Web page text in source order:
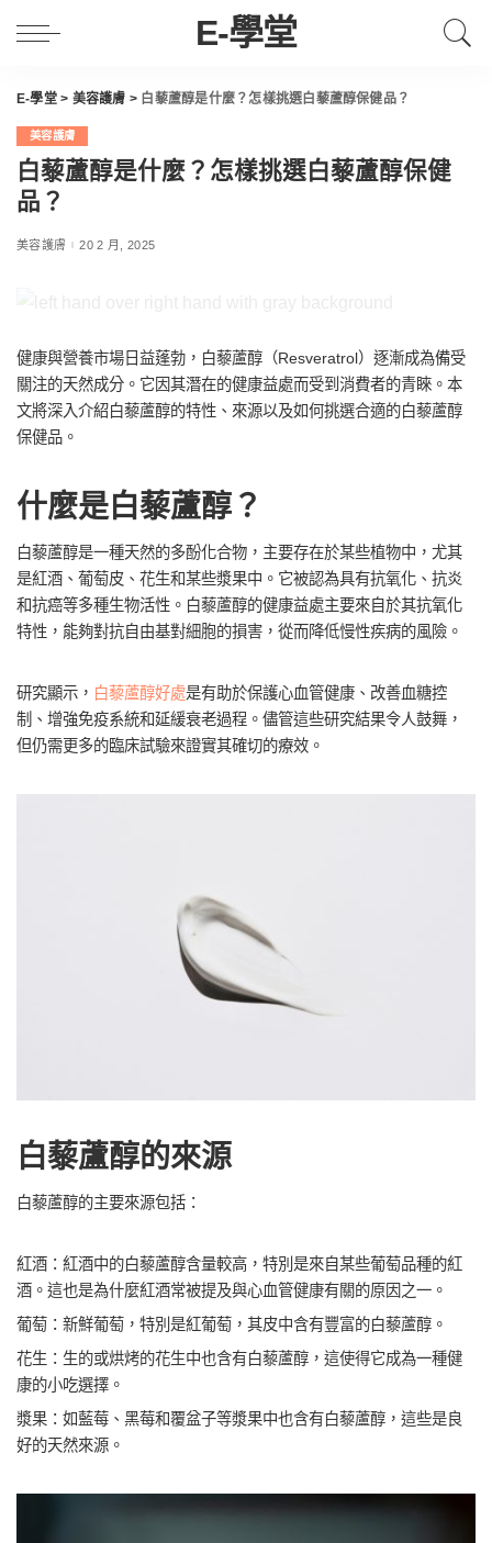
E-學堂
E-學堂> 美容護膚 > 白藜蘆醇是什麼？怎樣挑選白藜蘆醇保健品？
美容護膚
白藜蘆醇是什麼？怎樣挑選白藜蘆醇保健
品？
美容護膚 20 2 月, 2025
健康與營養市場日益蓬勃，白藜蘆醇（Resveratrol）逐漸成為備受
關注的天然成分。它因其潛在的健康益處而受到消費者的青睞。本
文將深入介紹白藜蘆醇的特性、來源以及如何挑選合適的白藜蘆醇
保健品。
什麼是白藜蘆醇？
白藜蘆醇是一種天然的多酚化合物，主要存在於某些植物中，尤其
是紅酒、葡萄皮、花生和某些漿果中。它被認為具有抗氧化、抗炎
和抗癌等多種生物活性。白藜蘆醇的健康益處主要來自於其抗氧化
特性，能夠對抗自由基對細胞的損害，從而降低慢性疾病的風險。
研究顯示， 白藜蘆醇好處是有助於保護心血管健康、改善血糖控
制、增強免疫系統和延緩衰老過程。儘管這些研究結果令人鼓舞，
但仍需更多的臨床試驗來證實其確切的療效。
白藜蘆醇的來源
白藜蘆醇的主要來源包括：
紅酒：紅酒中的白藜蘆醇含量較高，特別是來自某些葡萄品種的紅
酒。這也是為什麼紅酒常被提及與心血管健康有關的原因之一。
葡萄：新鮮葡萄，特別是紅葡萄，其皮中含有豐富的白藜蘆醇。
花生：生的或烘烤的花生中也含有白藜蘆醇，這使得它成為一種健
康的小吃選擇。
漿果：如藍莓、黑莓和覆盆子等漿果中也含有白藜蘆醇，這些是良
好的天然來源。